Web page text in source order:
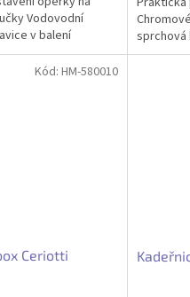
Vodovodní
v balení
sprchová
Ceriotti
Kód: HM-580010